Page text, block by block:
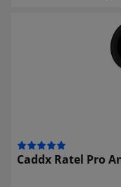
Caddx Ratel Pro